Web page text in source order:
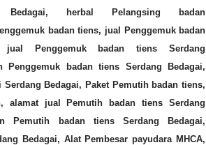
Bedagai, herbal Pelangsing badan
badan tiens, jual Penggemukbadan
jual Penggemukbadan tiens Serdang
Penggemuk badan tiens Serdang Bedagai,
Serdang Bedagai, Paket Pemutih badan tiens,
alamat jual Pemutih badan tiensSerdang
Pemutih badan tiens Serdang Bedagai,
Bedagai, Alat Pembesar payudara MHCA,